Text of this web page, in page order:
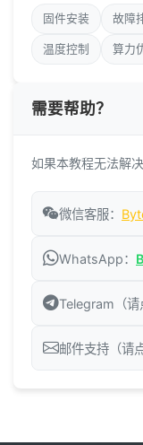
固件安装 故障
温度控制 算力
需要帮助？
如果本教程无法解
微信客服：
WhatsApp：
Telegram（请
邮件支持（请